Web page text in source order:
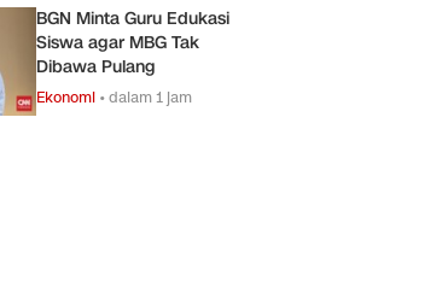
BGN Minta Guru Edukasi
Siswa agar MBG Tak
Dibawa Pulang
Ekonomi •dalam 1 jam